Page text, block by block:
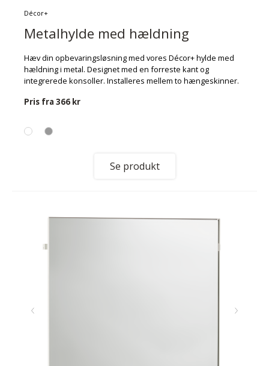
Décor+
Metalhylde med hældning
Hæv din opbevaringsløsning med vores Décor+ hylde med
hældning i metal. Designet med en forreste kant og
integrerede konsoller. Installeres mellem to hængeskinner.
Pris fra 366 kr
Se produkt